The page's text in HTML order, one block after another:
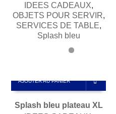
IDEES CADEAUX,
OBJETS POUR SERVIR,
SERVICES DE TABLE,
Splash bleu
AJOUTER AU PANIER
Splash bleu plateau XL